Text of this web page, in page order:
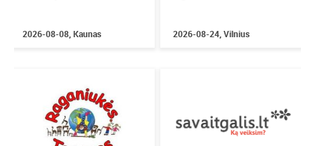
2026-08-08, Kaunas 2026-08-24, Vilnius